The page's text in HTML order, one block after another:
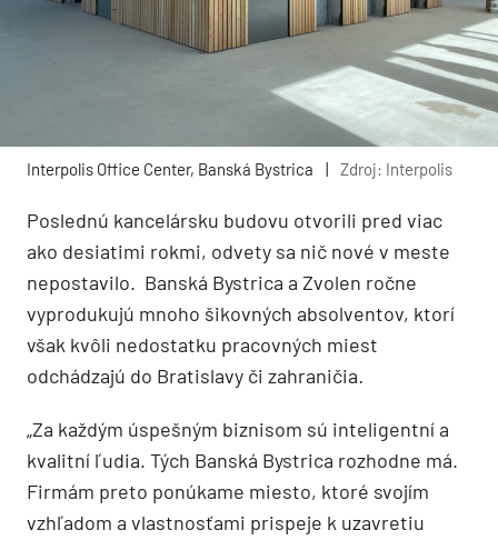
Interpolis Office Center, Banská Bystrica Zdroj: Interpolis
Poslednú kancelársku budovu otvorili pred viac
ako desiatimi rokmi, odvety sa nič nové v meste
nepostavilo. Banská Bystrica a Zvolen ročne
vyprodukujú mnoho šikovných absolventov, ktorí
však kvôli nedostatku pracovných miest
odchádzajú do Bratislavy či zahraničia.
„Za každým úspešným biznisom sú inteligentní a
kvalitní ľudia. Tých Banská Bystrica rozhodne má.
Firmám preto ponúkame miesto, ktoré svojím
vzhľadom a vlastnosťami prispeje k uzavretiu